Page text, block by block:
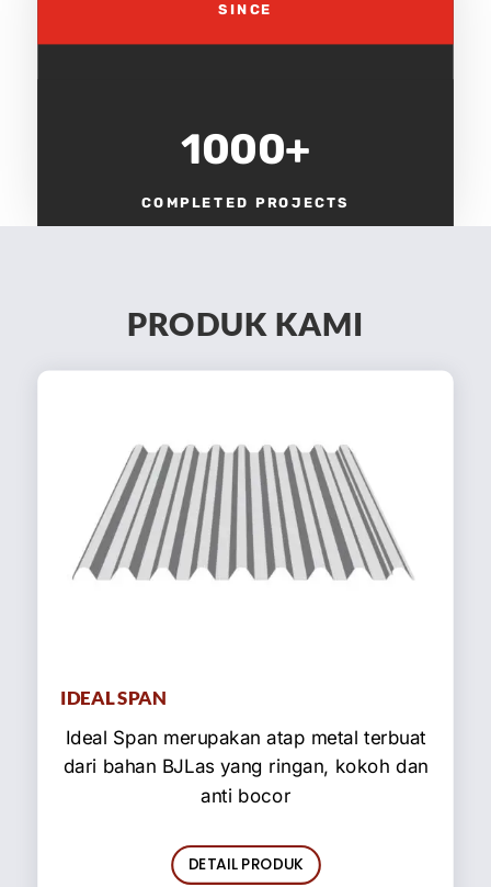
SINCE
1000+
COMPLETED PROJECTS
PRODUK KAMI
IDEAL SPAN
Ideal Span merupakan atap metal terbuat
dari bahan BJLas yang ringan, kokoh dan
anti bocor
DETAIL PRODUK